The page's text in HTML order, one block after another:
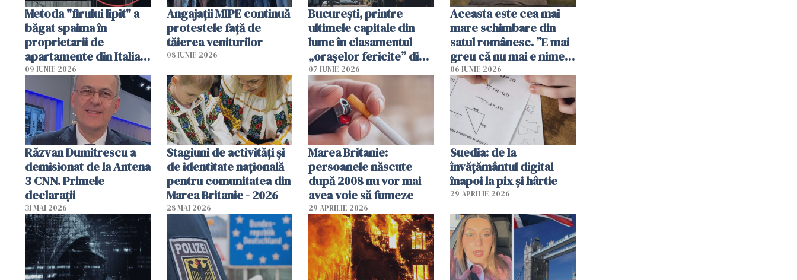
Metoda "firului lipit" a
băgat spaima în
proprietarii de
apartamente din Italia.
Poliția, sesizată
09 IUNIE 2026
Angajaţii MIPE continuă
protestele faţă de
tăierea veniturilor
08 IUNIE 2026
București, printre
ultimele capitale din
lume în clasamentul
„orașelor fericite” din
2026
07 IUNIE 2026
Aceasta este cea mai
mare schimbare din
satul românesc. ”E mai
greu că nu mai e nimeni
pe-aici, prin jur”
06 IUNIE 2026
Răzvan Dumitrescu a
demisionat de la Antena
3 CNN. Primele
declarații
31 MAI 2026
Stagiuni de activități și
de identitate națională
pentru comunitatea din
Marea Britanie - 2026
28 MAI 2026
Marea Britanie:
persoanele născute
după 2008 nu vor mai
avea voie să fumeze
29 APRILIE 2026
Suedia: de la
învățământul digital
înapoi la pix și hârtie
29 APRILIE 2026